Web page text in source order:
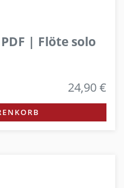
| Flöte solo
24,90 €